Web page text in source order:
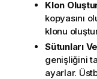
Klon
kopyasını
klonu
Sütunları
genişliğini
ayarlar.